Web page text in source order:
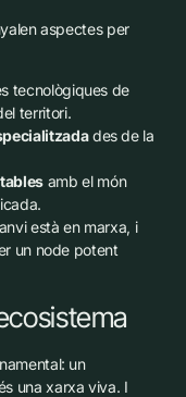
aspectes per
tecnològiques de
territori.
des de la
amb el món
està en marxa, i
un node potent
un
una xarxa viva. I